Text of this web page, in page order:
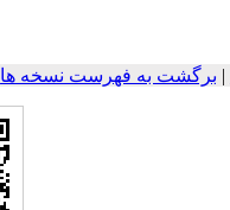
| برگشت به فهرست نسخه ها